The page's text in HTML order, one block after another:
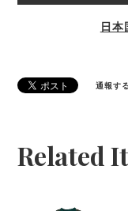
日本
通報する
Related